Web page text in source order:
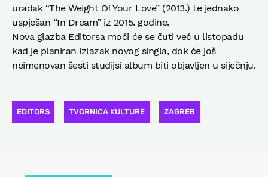
uradak “The Weight Of Your Love” (2013.) te jednako
uspješan “In Dream” iz 2015. godine.
Nova glazba Editorsa moći će se čuti već u listopadu
kad je planiran izlazak novog singla, dok će još
neimenovan šesti studijsi album biti objavljen u siječnju.
EDITORS TVORNICA KULTURE ZAGREB